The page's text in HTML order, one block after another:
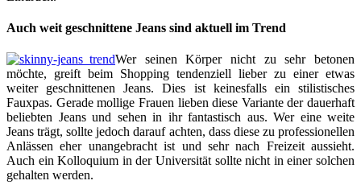
Auch weit geschnittene Jeans sind aktuell im Trend
Wer seinen Körper nicht zu sehr betonen
möchte, greift beim Shopping tendenziell lieber zu einer etwas
weiter geschnittenen Jeans. Dies ist keinesfalls ein stilistisches
Fauxpas. Gerade mollige Frauen lieben diese Variante der dauerhaft
beliebten Jeans und sehen in ihr fantastisch aus. Wer eine weite
Jeans trägt, sollte jedoch darauf achten, dass diese zu professionellen
Anlässen eher unangebracht ist und sehr nach Freizeit aussieht.
Auch ein Kolloquium in der Universität sollte nicht in einer solchen
gehalten werden.